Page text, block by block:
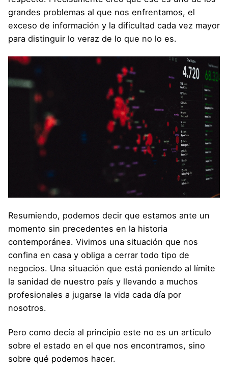
grandes problemas al que nos enfrentamos, el
exceso de información y la dificultad cada vez mayor
para distinguir lo veraz de lo que no lo es.
Resumiendo, podemos decir que estamos ante un
momento sin precedentes en la historia
contemporánea. Vivimos una situación que nos
confina en casa y obliga a cerrar todo tipo de
negocios. Una situación que está poniendo al límite
la sanidad de nuestro país y llevando a muchos
profesionales a jugarse la vida cada día por
nosotros.
Pero como decía al principio este no es un artículo
sobre el estado en el que nos encontramos, sino
sobre qué podemos hacer.